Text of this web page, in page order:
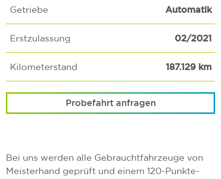
Getriebe Automatik
Erstzulassung 02/2021
Kilometerstand 187.129 km
Probefahrt anfragen
Bei uns werden alle Gebrauchtfahrzeuge von
Meisterhand geprüft und einem 120-Punkte-